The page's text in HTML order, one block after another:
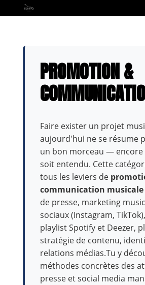
PROMOTION &
Faire exister un projet
aujourd'hui ne se résume
un bon morceau — encore
soit entendu. Cette
tous les leviers de
communication musicale
de presse, marketing
sociaux (Instagram,
playlist Spotify et Deezer,
stratégie de contenu,
relations médias.Tu y
méthodes concrètes des
presse et social media